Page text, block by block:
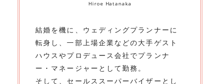
Hiroe Hatanaka
結婚を機に、ウェディングプランナーに
転身し、一部上場企業などの大手ゲスト
ハウスやプロデュース会社でプランナ
ー・マネージャーとして勤務。
そして、セールススーパーバイザーとし